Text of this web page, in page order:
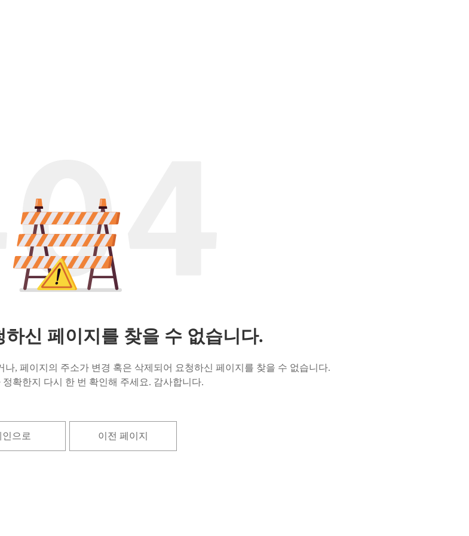
하신 페이지를 찾을 수 없습니다.
, 페이지의 주소가 변경 혹은 삭제되어 요청하신 페이지를 찾을 수 없습니다.
확한지 다시 한 번 확인해 주세요. 감사합니다.
인으로 이전 페이지